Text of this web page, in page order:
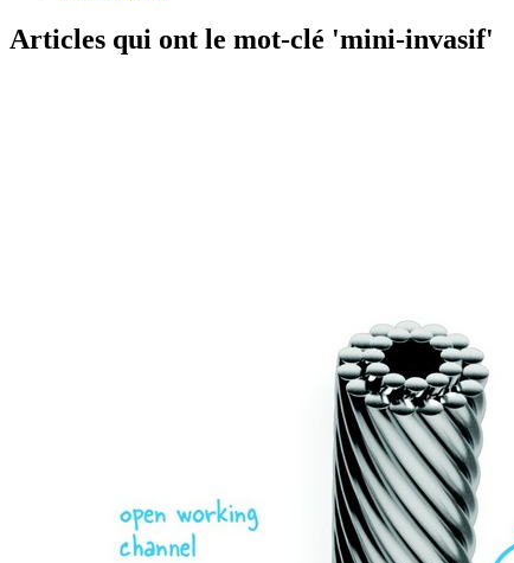
Articles qui ont le mot-clé 'mini-invasif'